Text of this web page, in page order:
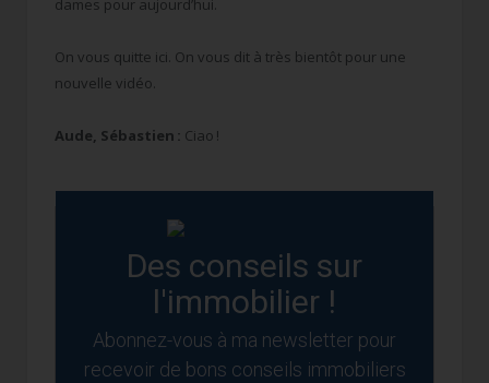
dames pour aujourd’hui.
On vous quitte ici. On vous dit à très bientôt pour une
nouvelle vidéo.
Aude, Sébastien : Ciao !
Des conseils sur
l'immobilier !
Abonnez-vous à ma newsletter pour
recevoir de bons conseils immobiliers